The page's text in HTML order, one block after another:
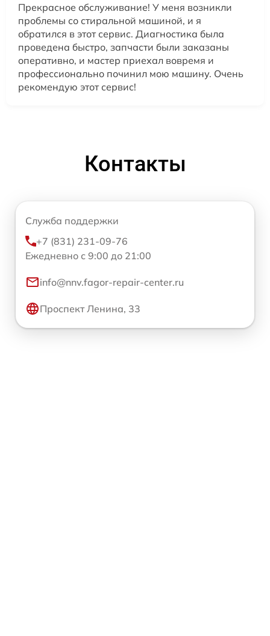
Прекрасное обслуживание! У меня возникли
проблемы со стиральной машиной, и я
обратился в этот сервис. Диагностика была
проведена быстро, запчасти были заказаны
оперативно, и мастер приехал вовремя и
профессионально починил мою машину. Очень
рекомендую этот сервис!
Контакты
Служба поддержки
+7 (831) 231-09-76
Ежедневно с 9:00 до 21:00
info@nnv.fagor-repair-center.ru
Проспект Ленина, 33